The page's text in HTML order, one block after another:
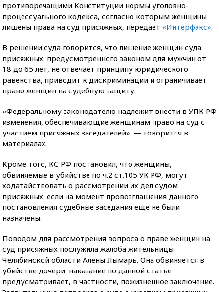
противоречащими Конституции нормы уголовно-
процессуального кодекса, согласно которым женщины
лишены права на суд присяжных, передает «Интерфакс».
В решении суда говорится, что лишение женщин суда
присяжных, предусмотренного законом для мужчин от
18 до 65 лет, не отвечает принципу юридического
равенства, приводит к дискриминации и ограничивает
право женщин на судебную защиту.
«Федеральному законодателю надлежит внести в УПК РФ
изменения, обеспечивающие женщинам право на суд с
участием присяжных заседателей», — говорится в
материалах.
Кроме того, КС РФ постановил, что женщины,
обвиняемые в убийстве по ч.2 ст.105 УК РФ, могут
ходатайствовать о рассмотрении их дел судом
присяжных, если на момент провозглашения данного
постановления судебные заседания еще не были
назначены.
Поводом для рассмотрения вопроса о праве женщин на
суд присяжных послужила жалоба жительницы
Челябинской области Алены Лымарь. Она обвиняется в
убийстве дочери, наказание по данной статье
предусматривает, в частности, пожизненное заключение.